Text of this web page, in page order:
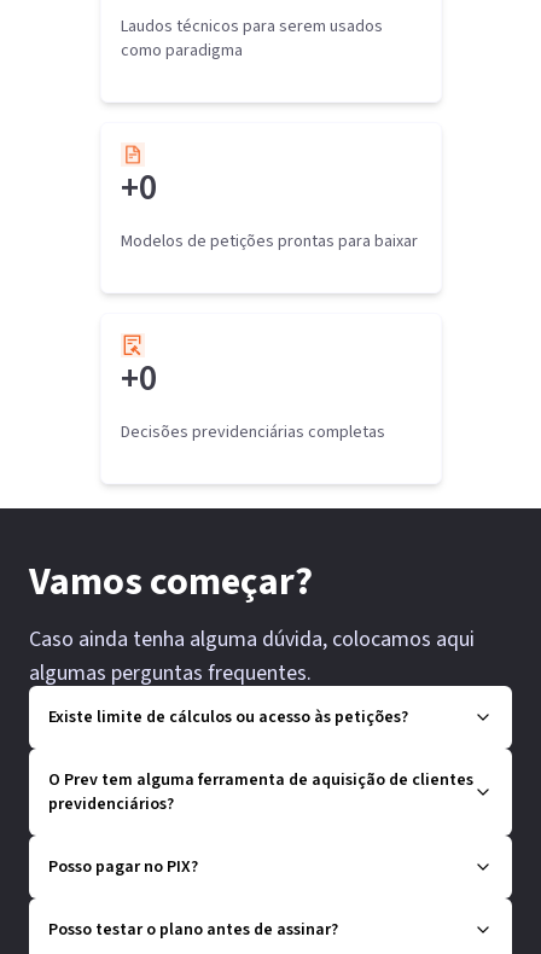
Laudos técnicos para serem usados
como paradigma
+0
Modelos de petições prontas para baixar
+0
Decisões previdenciárias completas
Vamos começar?
Caso ainda tenha alguma dúvida, colocamos aqui
algumas perguntas frequentes.
Existe limite de cálculos ou acesso às petições?
O Prev tem alguma ferramenta de aquisição de clientes
previdenciários?
Posso pagar no PIX?
Posso testar o plano antes de assinar?